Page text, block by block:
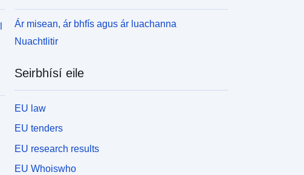
Ár misean, ár bhfís agus ár luachanna
Nuachtlitir
Seirbhísí eile
EU law
EU tenders
EU research results
EU Whoiswho